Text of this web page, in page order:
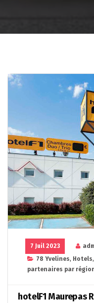
7 Juil 2023
78 Yvelines, Hotels,
partenaires par
hotelF1 Maurepas